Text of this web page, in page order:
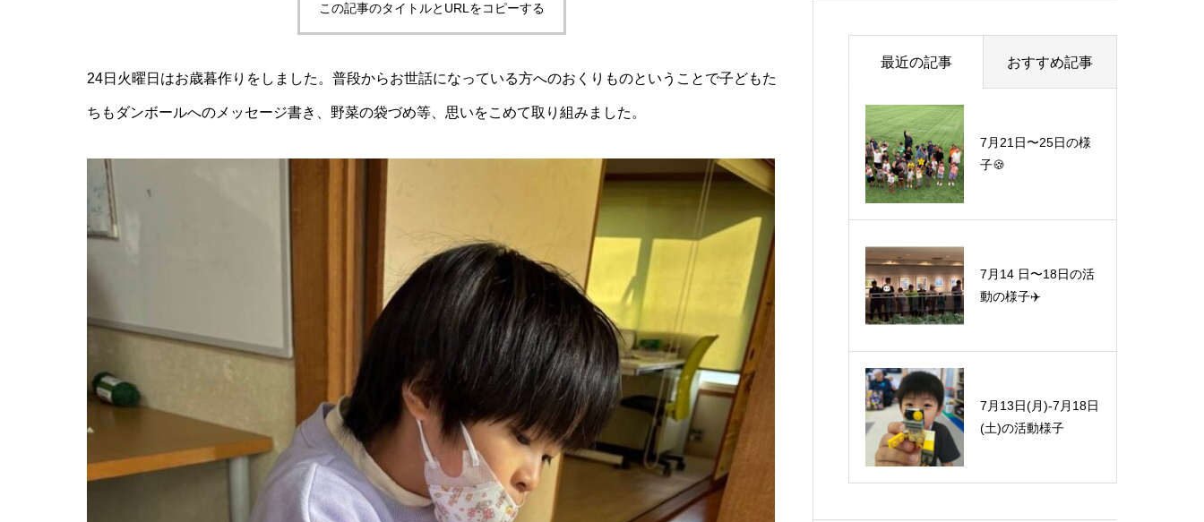
この記事のタイトルとURLをコピーする
24日火曜日はお歳暮作りをしました。普段からお世話になっている方へのおくりものということで子どもた
ちもダンボールへのメッセージ書き、野菜の袋づめ等、思いをこめて取り組みました。
最近の記事 おすすめ記事
7月21日〜25日の様
子🍪
7月14 日〜18日の活
動の様子✈️
7月13日(月)-7月18日
(土)の活動様子